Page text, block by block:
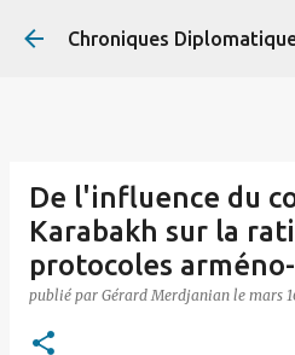
Accéder au
Chroniques
De l'influence du
Karabakh sur la
protocoles
publié par Gérard Merdjanian le mars